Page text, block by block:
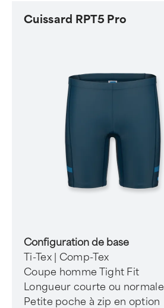
Cuissard RPT5 Pro
Configuration de base
Ti-Tex | Comp-Tex
Coupe homme Tight Fit
Longueur courte ou normale
Petite poche à zip en option